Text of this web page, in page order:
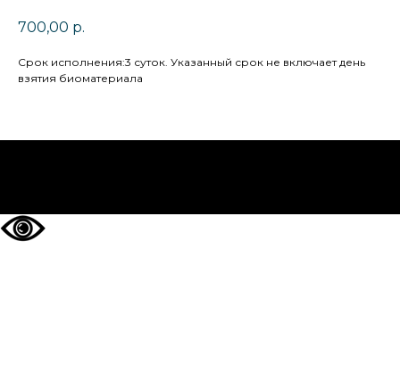
700,00 р.
Cрок исполнения:3 суток. Указанный срок не включает день
взятия биоматериала